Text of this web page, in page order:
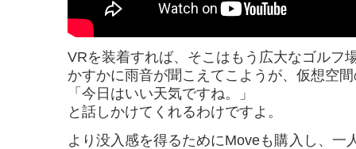
VRを装着すれば、そこはもう広大なゴルフ
かすかに雨音が聞こえてこようが、仮想空
「今日はいい天気ですね。」
と話しかけてくれるわけですよ。
より没入感を得るためにMoveも購入し、一